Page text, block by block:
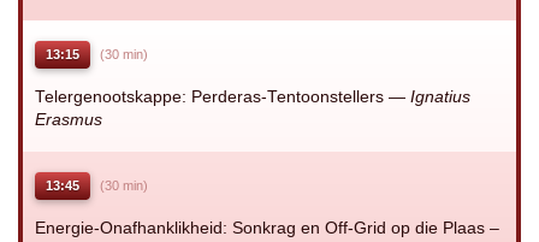
13:15 (30 min)
Telergenootskappe: Perderas-Tentoonstellers — Ignatius
Erasmus
13:45 (30 min)
Energie-Onafhanklikheid: Sonkrag en Off-Grid op die Plaas –